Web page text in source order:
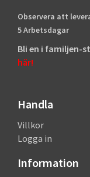
Observera att
5 Arbetsdagar
Bli en i familjen-
här!
Handla
Villkor
Logga in
Information